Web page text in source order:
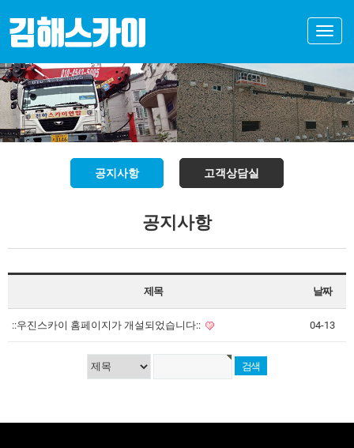
Toggle
공지사항 고객상담실
공지사항
제목 날짜
::우진스카이 홈페이지가 개설되었습니다:: 04-13